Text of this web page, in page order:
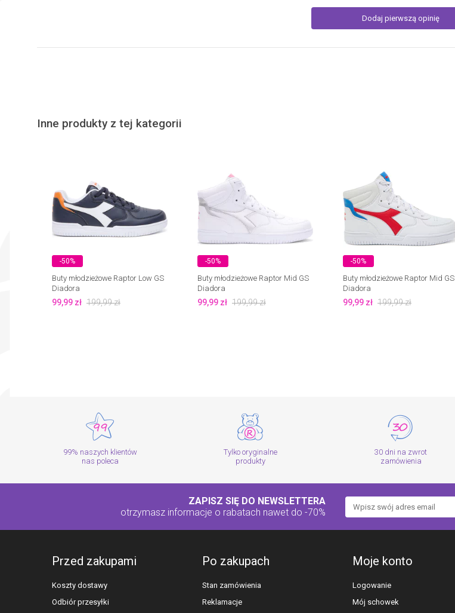
Dodaj pierwszą opinię
Inne produkty z tej kategorii
-50%
Buty młodzieżowe Raptor Low GS
Diadora
99,99 zł 199,99zł
-50%
Buty młodzieżowe Raptor Mid GS
Diadora
99,99 zł 199,99zł
-50%
Buty młodzieżowe Raptor Mid GS
Diadora
99,99 zł 199,99zł
99% naszych klientów
nas poleca
Tylko oryginalne
produkty
30 dni na zwrot
zamówienia
ZAPISZ SIĘ DO NEWSLETTERA
otrzymasz informacje o rabatach nawet do -70%
Przed zakupami
Koszty dostawy
Odbiór przesyłki
Po zakupach
Stan zamówienia
Reklamacje
Moje konto
Logowanie
Mój schowek